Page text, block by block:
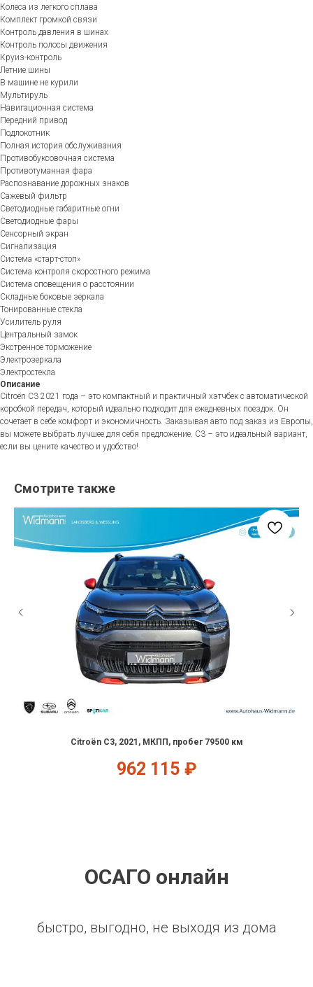
Колеса из легкого сплава
Комплект громкой связи
Контроль давления в шинах
Контроль полосы движения
Круиз-контроль
Летние шины
В машине не курили
Мультируль
Навигационная система
Передний привод
Подлокотник
Полная история обслуживания
Противобуксовочная система
Противотуманная фара
Распознавание дорожных знаков
Сажевый фильтр
Светодиодные габаритные огни
Светодиодные фары
Сенсорный экран
Сигнализация
Система «старт-стоп»
Система контроля скоростного режима
Система оповещения о расстоянии
Складные боковые зеркала
Тонированные стекла
Усилитель руля
Центральный замок
Экстренное торможение
Электрозеркала
Электростекла
Описание
Citroën C3 2021 года – это компактный и практичный хэтчбек с автоматической
коробкой передач, который идеально подходит для ежедневных поездок. Он
сочетает в себе комфорт и экономичность. Заказывая авто под заказ из Европы,
вы можете выбрать лучшее для себя предложение. C3 – это идеальный вариант,
если вы цените качество и удобство!
Смотрите также
Citroën C3, 2021, МКПП, пробег 79500 км
962 115 ₽
ОСАГО онлайн
быстро, выгодно, не выходя из дома